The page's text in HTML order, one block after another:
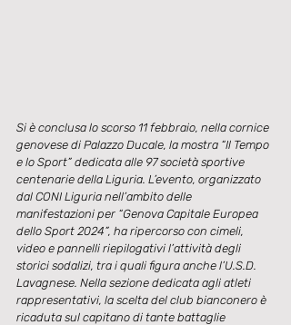
Si è conclusa lo scorso 11 febbraio, nella cornice
genovese di Palazzo Ducale, la mostra “Il Tempo
e lo Sport” dedicata alle 97 società sportive
centenarie della Liguria. L’evento, organizzato
dal CONI Liguria nell’ambito delle
manifestazioni per “Genova Capitale Europea
dello Sport 2024”, ha ripercorso con cimeli,
video e pannelli riepilogativi l’attività degli
storici sodalizi, tra i quali figura anche l’U.S.D.
Lavagnese. Nella sezione dedicata agli atleti
rappresentativi, la scelta del club bianconero è
ricaduta sul capitano di tante battaglie